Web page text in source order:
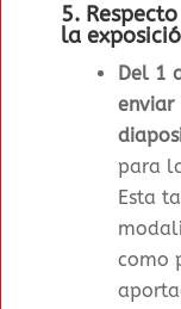
5.
la
Del 1
enviar
para
Esta
como